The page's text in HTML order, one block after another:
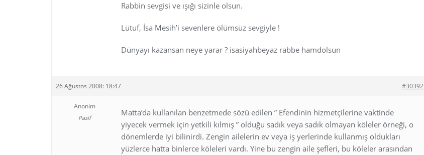
Rabbin sevgisi ve ışığı sizinle olsun.
Lütuf, İsa Mesih’i sevenlere ölümsüz sevgiyle !
Dünyayı kazansan neye yarar ? isasiyahbeyaz rabbe hamdolsun
26 Ağustos 2008: 18:47 #30392
Anonim
Pasif
Matta’da kullanılan benzetmede sözü edilen ” Efendinin hizmetçilerine vaktinde
yiyecek vermek için yetkili kılmış ” olduğu sadık veya sadık olmayan köleler örneği, o
dönemlerde iyi bilinirdi. Zengin ailelerin ev veya iş yerlerinde kullanmış oldukları
yüzlerce hatta binlerce köleleri vardı. Yine bu zengin aile şefleri, bu köleler arasından